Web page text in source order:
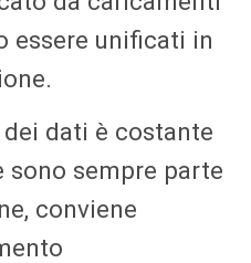
essere unificati in
dati è costante
sempre parte
conviene